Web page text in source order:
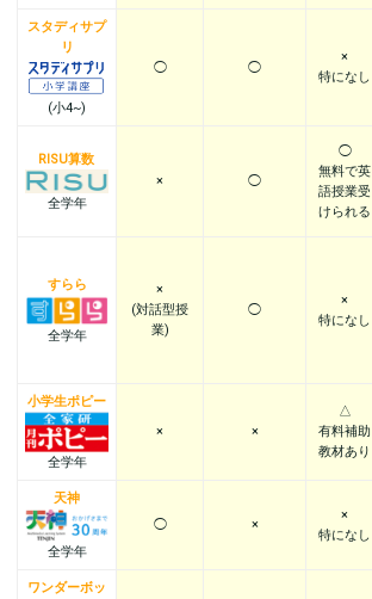
スタディサプ
リ
(小4~)
◯ ◯
×
特になし
RISU算数
全学年
× ◯
◯
無料で英
語授業受
けられる
すらら
全学年
×
(対話型授
業)
◯
×
特になし
小学生ポピー
全学年
× ×
△
有料補助
教材あり
天神
全学年
◯ ×
×
特になし
ワンダーボッ